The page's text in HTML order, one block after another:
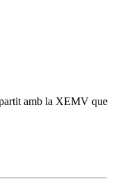
amb la XEMV que